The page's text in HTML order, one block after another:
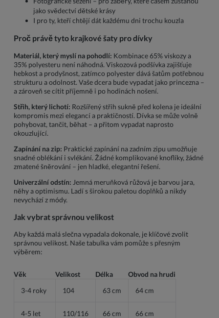
jako svědectví dětské krásy
I pro ty, kteří chtějí dát každému dni trochu kouzla
Proč právě tyto krajkové šaty pro dívky
Materiál, který myslí na pohodlí: Kombinace 65% viskozy a
35% polyesteru není náhodná. Viskozová podšívka zajišťuje
hebkost a prodyšnost, zatímco polyester dává šatům potřebnou
strukturu a odolnost. Vaše dcera bude vypadat jako princezna –
a zároveň se cítit příjemně i po hodinách nošení.
Střih, který lichotí: Rozšířený střih sukně před kolena je ideální
kompromis mezi elegancí a praktičností. Dívka se může volně
pohybovat, tančit, běhat – a přitom vypadat naprosto
okouzlující.
Zapínání na zip: Praktické zapínání na zadním zipu umožňuje
snadné oblékání i svlékání. Žádné komplikované knoflíky, žádné
zmatené šněrování – jen hladké, elegantní řešení.
Univerzální odstín: Jemná meruňková růžová je barvou jara,
něhy a optimismu. Ladí s širokou paletou doplňků a nikdy
nevychází z módy.
Jak vybrat správnou velikost
Aby každá malá slečna vypadala dokonale, je klíčové zvolit
správnou velikost. Naše tabulka vám pomůže s přesným
výběrem:
Věk Velikost Délka
Obvod na hrudi
3-4 roky
104 63 cm 64 cm
4-5 let 110/116 66 cm 66 cm